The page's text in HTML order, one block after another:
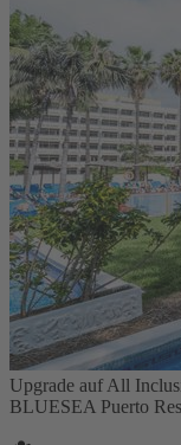
Upgrade auf All
BLUESEA Puerto